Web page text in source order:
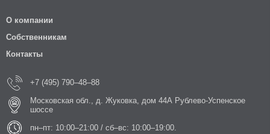
О компании
Собственникам
Контакты
+7 (495) 790–48–88
Московская обл., д. Жуковка, дом 44А Рублево-Успенское
шоссе
пн–пт: 10:00–21:00 / сб–вс: 10:00–19:00.